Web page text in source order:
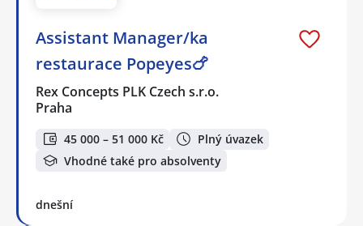
Assistant Manager/ka
restaurace Popeyes🍗
Rex Concepts PLK Czech s.r.o.
Praha
45 000 – 51 000 Kč
Plný úvazek
Vhodné také pro absolventy
dnešní